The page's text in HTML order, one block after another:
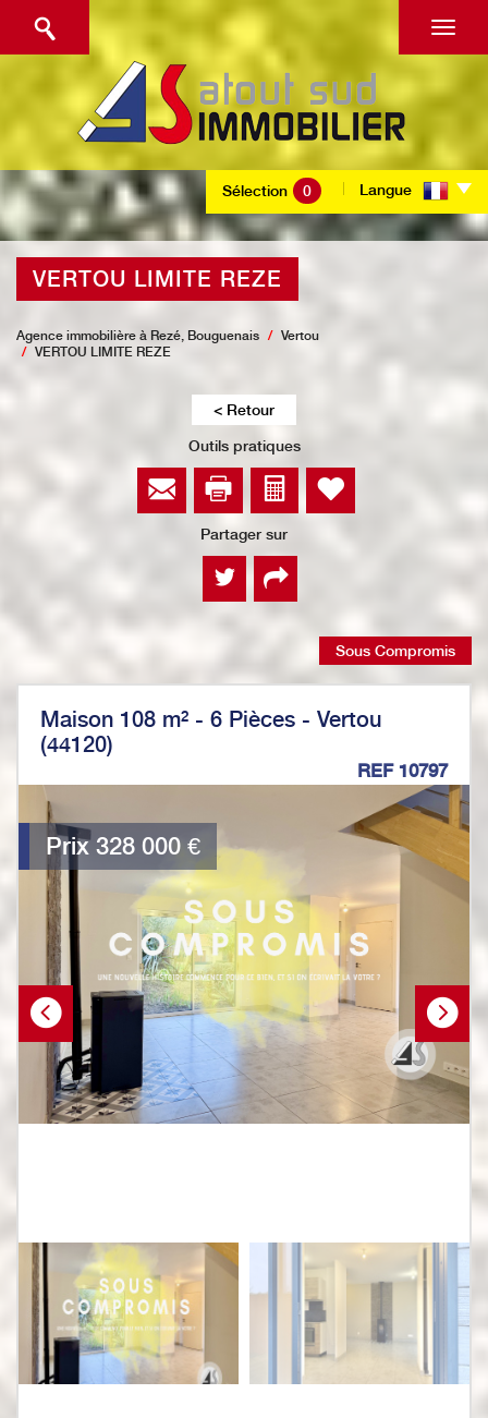
Sélection 0 Langue
VERTOU LIMITE REZE
Agence immobilière à Rezé, Bouguenais
Vertou
VERTOU LIMITE REZE
< Retour
Outils pratiques
Partager sur
Sous Compromis
Maison 108 m² - 6 Pièces - Vertou
(44120)
REF 10797
Prix 328 000 €